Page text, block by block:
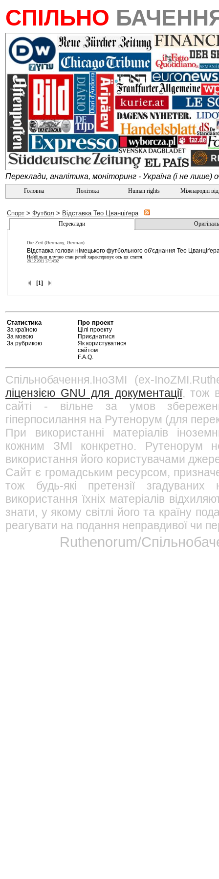
СПІЛЬНО
Переклади, аналітика, моніторинг - Україна (і не лише)
Головна Політика Human rights Міжнародні
Спорт > Футбол > Відставка Тео Цванціґера
Переклади
Die Zeit (Germany, German)
Відставка голови німецького футбольного об'єднання Тео
Найбільш влучно стан речей характеризує ось ця стаття.
26.12.2011 17:14:02
[1]
Статистика
За країною
За мовою
За рубрикою
Про проект
Цілі проекту
Приєднатися
Як користуватися
сайтом
F.A.Q.
Спільнобачення.ІноЗМІ (ex-
ліцензією GNU для документації, тож
сайті - вільне за умов
гіперпосилання на Рутенорум (для
При використанні матеріалів
кожним ЗМІ конкретно. Рутенорум
використання його користувачами
Сайт є громадським ресурсом,
тож будь-які претензії
використання їхніх матеріалів
знати, у якому світлі його та країну
реагувати на подання неправдивої чи
Ruthenorum/